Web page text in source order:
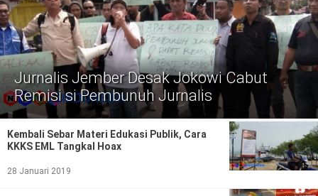
Hukum Kriminal
Korupsi
Politik
Gaya Hidup
Kesehatan Kuliner
Otomotif
Jurnalis Jember Desak Jokowi Cabut
Remisi si Pembunuh Jurnalis
Kembali Sebar Materi Edukasi Publik, Cara
KKKS EML Tangkal Hoax
28 Januari 2019